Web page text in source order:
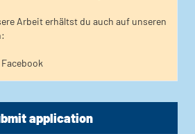
Arbeit erhältst du auch auf unseren
Facebook
application